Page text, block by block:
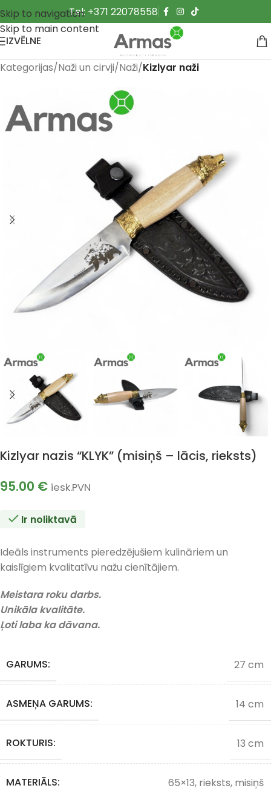
Skip to navigation
Skip to main content
Tel: +371 22078558
IZVĒLNE
Kategorijas Naži un cirvji Naži Kizlyar naži
Kizlyar nazis “KLYK” (misiņš – lācis, rieksts)
95.00 € iesk.PVN
Ir noliktavā
Ideāls instruments pieredzējušiem kulināriem un
kaislīgiem kvalitatīvu nažu cienītājiem.
Meistara roku darbs.
Unikāla kvalitāte.
Ļoti laba ka dāvana.
GARUMS: 27 cm
ASMEŅA GARUMS: 14 cm
ROKTURIS: 13 cm
MATERIĀLS: 65×13, rieksts, misiņš